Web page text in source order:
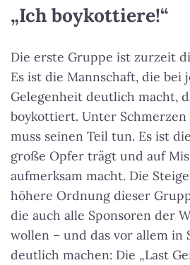
„Ich boykottiere!“
Die erste Gruppe ist zurzeit
Es ist die Mannschaft, die bei
Gelegenheit deutlich macht,
boykottiert. Unter
muss seinen Teil tun. Es ist
große Opfer trägt und auf
aufmerksam macht. Die
höhere Ordnung dieser
die auch alle Sponsoren der
wollen – und das vor allem in
deutlich machen: Die „Last